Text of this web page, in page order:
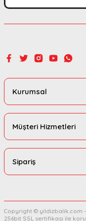
Kurumsal
Müşteri Hizmetleri
Sipariş
Copyright © yildizbalik.com -
256bit SSL sertifikası ile